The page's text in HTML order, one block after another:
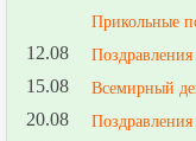
Прикольные
12.08
15.08 Всемирный
20.08